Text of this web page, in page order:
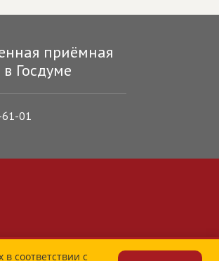
приёмная
Госдуме
61-01
соответствии с